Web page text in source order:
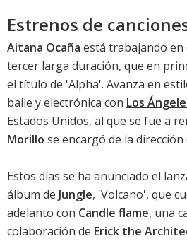
Estrenos de
Aitana Ocaña está trabajando
tercer larga duración, que en
el título de 'Alpha'. Avanza en
baile y electrónica con Los
Estados Unidos, al que se fue a
Morillo se encargó de la dirección
Estos días se ha anunciado el
álbum de Jungle, 'Volcano', que
adelanto con Candle flame, una
colaboración de Erick the